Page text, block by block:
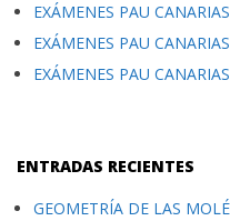
EXÁMENES PAU
EXÁMENES PAU
EXÁMENES PAU
ENTRADAS RECIENTES
GEOMETRÍA DE LAS